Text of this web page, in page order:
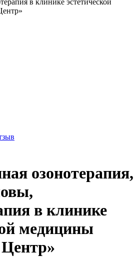
в клинике эстетической
озонотерапия,
в клинике
медицины